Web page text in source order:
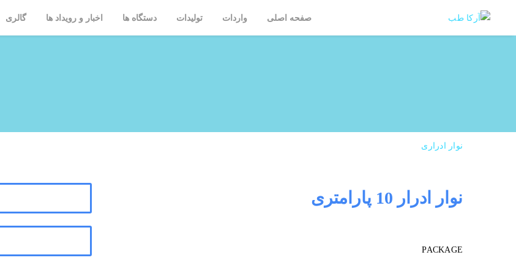
صفحه اصلی واردات تولیدات دستگاه ها اخبار و رویداد ها گالری
نوار ادراری
نوار ادرار 10 پارامتری
PACKAGE